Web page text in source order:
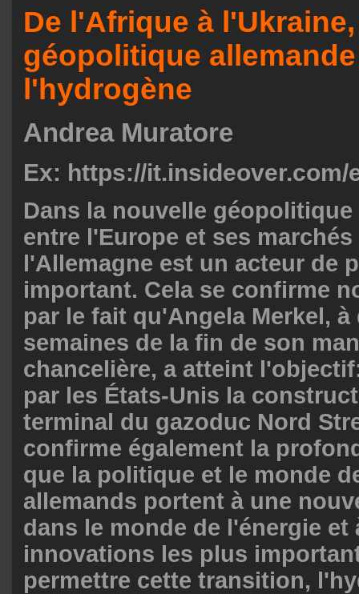
De l'Afrique à
géopolitique
l'hydrogène
Andrea Muratore
Ex: https://it.insideover.com/
Dans la nouvelle
entre l'Europe et ses
l'Allemagne est un acteur de
important. Cela se confirme
par le fait qu'Angela Merkel, à
semaines de la fin de son
chancelière, a atteint
par les États-Unis la
terminal du gazoduc Nord
confirme également la
que la politique et le monde
allemands portent à une
dans le monde de l'énergie et
innovations les plus
permettre cette transition,